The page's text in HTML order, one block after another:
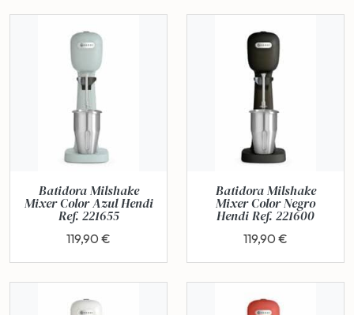
Batidora Milshake
Mixer Color Azul Hendi
Ref. 221655
119,90 €
Batidora Milshake
Mixer Color Negro
Hendi Ref. 221600
119,90 €